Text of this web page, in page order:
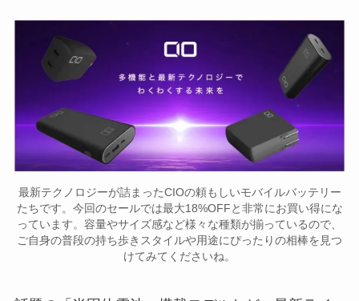
最新テクノロジーが詰まったCIOの頼もしいモバイルバッテリー
たちです。今回のセールでは最大18%OFFと非常にお買い得にな
っています。容量やサイズ感など様々な種類が揃っているので、
ご自身の普段の持ち歩きスタイルや用途にぴったりの相棒を見つ
けてみてくださいね。